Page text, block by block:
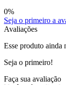
0%
Seja o primeiro a
Avaliações
Esse produto ainda
Seja o primeiro!
Faça sua avaliação